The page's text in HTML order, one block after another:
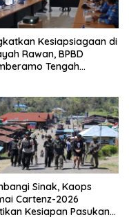
Kesiapsiagaan di
Rawan, BPBD
Tengah
Sinak, Kaops
Cartenz-2026
Kesiapan Pasukan